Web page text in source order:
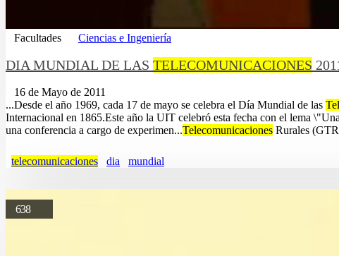
Facultades Ciencias e Ingeniería
DIA MUNDIAL DE LAS TELECOMUNICACIONES
16 de Mayo de 2011
...Desde el año 1969, cada 17 de mayo se celebra el Día Mundial de las
Internacional en 1865.Este año la UIT celebró esta fecha con el lema
una conferencia a cargo de experimen...Telecomunicaciones Rurales
telecomunicaciones dia mundial
638